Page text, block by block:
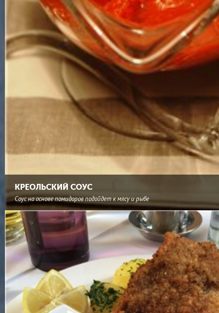
КРЕОЛЬСКИЙ СОУС
Соус на основе помидоров подойдет к мясу и рыбе